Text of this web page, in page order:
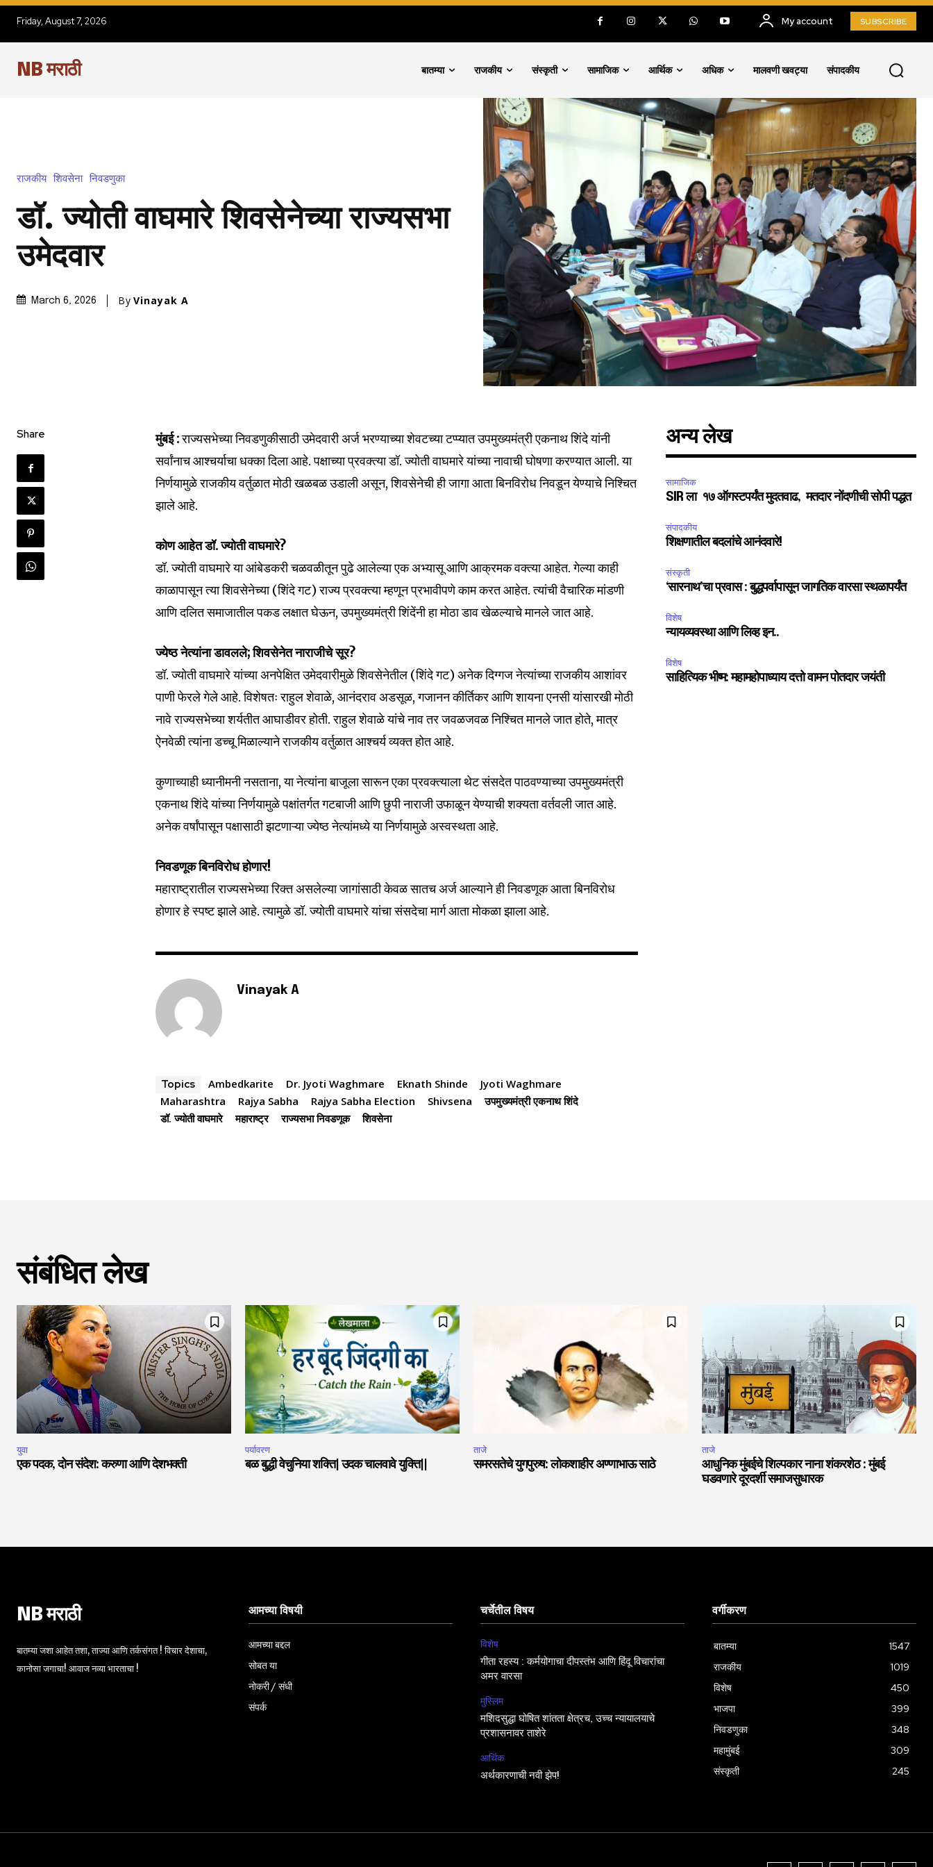
Join our community of
SUBSCRIBERS and be part
of the conversation.
the subscribe button below. Don't worry, we respect your privacy and
won't spam your inbox. Your information is safe with us.
SUBSCRIBE
Friday, August 7, 2026 My account SUBSCRIBE
NB मराठी बातम्या राजकीय संस्कृती सामाजिक आर्थिक अधिक मालवणी खवट्या संपादकीय
राजकीय शिवसेना निवडणुका
डॉ. ज्योती वाघमारे शिवसेनेच्या राज्यसभा
उमेदवार
March 6, 2026 By Vinayak A
Share मुंबई :राज्यसभेच्या निवडणुकीसाठी उमेदवारी अर्ज भरण्याच्या शेवटच्या टप्प्यात उपमुख्यमंत्री एकनाथ शिंदे यांनी
सर्वांनाच आश्चर्याचा धक्का दिला आहे. पक्षाच्या प्रवक्त्या डॉ. ज्योती वाघमारे यांच्या नावाची घोषणा करण्यात आली. या
निर्णयामुळे राजकीय वर्तुळात मोठी खळबळ उडाली असून, शिवसेनेची ही जागा आता बिनविरोध निवडून येण्याचे निश्चित
झाले आहे.
कोण आहेत डॉ. ज्योती वाघमारे?
डॉ. ज्योती वाघमारे या आंबेडकरी चळवळीतून पुढे आलेल्या एक अभ्यासू आणि आक्रमक वक्त्या आहेत. गेल्या काही
काळापासून त्या शिवसेनेच्या (शिंदे गट) राज्य प्रवक्त्या म्हणून प्रभावीपणे काम करत आहेत. त्यांची वैचारिक मांडणी
आणि दलित समाजातील पकड लक्षात घेऊन, उपमुख्यमंत्री शिंदेंनी हा मोठा डाव खेळल्याचे मानले जात आहे.
ज्येष्ठ नेत्यांना डावलले; शिवसेनेत नाराजीचे सूर?
डॉ. ज्योती वाघमारे यांच्या अनपेक्षित उमेदवारीमुळे शिवसेनेतील (शिंदे गट) अनेक दिग्गज नेत्यांच्या राजकीय आशांवर
पाणी फेरले गेले आहे. विशेषतः राहुल शेवाळे, आनंदराव अडसूळ, गजानन कीर्तिकर आणि शायना एनसी यांसारखी मोठी
नावे राज्यसभेच्या शर्यतीत आघाडीवर होती. राहुल शेवाळे यांचे नाव तर जवळजवळ निश्चित मानले जात होते, मात्र
ऐनवेळी त्यांना डच्चू मिळाल्याने राजकीय वर्तुळात आश्चर्य व्यक्त होत आहे.
कुणाच्याही ध्यानीमनी नसताना, या नेत्यांना बाजूला सारून एका प्रवक्त्याला थेट संसदेत पाठवण्याच्या उपमुख्यमंत्री
एकनाथ शिंदे यांच्या निर्णयामुळे पक्षांतर्गत गटबाजी आणि छुपी नाराजी उफाळून येण्याची शक्यता वर्तवली जात आहे.
अनेक वर्षांपासून पक्षासाठी झटणाऱ्या ज्येष्ठ नेत्यांमध्ये या निर्णयामुळे अस्वस्थता आहे.
निवडणूक बिनविरोध होणार!
महाराष्ट्रातील राज्यसभेच्या रिक्त असलेल्या जागांसाठी केवळ सातच अर्ज आल्याने ही निवडणूक आता बिनविरोध
होणार हे स्पष्ट झाले आहे. त्यामुळे डॉ. ज्योती वाघमारे यांचा संसदेचा मार्ग आता मोकळा झाला आहे.
Vinayak A
Topics Ambedkarite Dr. Jyoti Waghmare Eknath Shinde
Jyoti Waghmare
Maharashtra
Rajya Sabha Rajya Sabha Election Shivsena
उपमुख्यमंत्री एकनाथ शिंदे
डॉ. ज्योती वाघमारे
महाराष्ट्र राज्यसभा निवडणूक शिवसेना
अन्य लेख
सामाजिक
SIR ला १७ ऑगस्टपर्यंत मुदतवाढ, मतदार नोंदणीची सोपी पद्धत
संपादकीय
शिक्षणातील बदलांचे आनंदवारे!
संस्कृती
‘सारनाथ’चा प्रवास : बुद्धपर्वापासून जागतिक वारसा स्थळापर्यंत
विशेष
न्यायव्यवस्था आणि लिव्ह इन..
विशेष
साहित्यिक भीष्म: महामहोपाध्याय दत्तो वामन पोतदार जयंती
संबंधित लेख
युवा
एक पदक, दोन संदेश: करुणा आणि देशभक्ती
पर्यावरण
बळ बुद्धी वेचुनिया शक्ति| उदक चालवावे युक्ति||
ताजे
समरसतेचे युगपुरुष: लोकशाहीर अण्णाभाऊ साठे
ताजे
आधुनिक मुंबईचे शिल्पकार नाना शंकरशेठ : मुंबई
घडवणारे दूरदर्शी समाजसुधारक
NB मराठी
बातम्या जशा आहेत तशा, ताज्या आणि तर्कसंगत ! विचार देशाचा,
कानोसा जगाचा! आवाज नव्या भारताचा !
आमच्या विषयी
आमच्या बद्दल
सोबत या
नोकरी / संधी
संपर्क
चर्चेतील विषय
विशेष
गीता रहस्य : कर्मयोगाचा दीपस्तंभ आणि हिंदू विचारांचा
अमर वारसा
मुस्लिम
मशिदसुद्धा घोषित शांतता क्षेत्रच, उच्च न्यायालयाचे
प्रशासनावर ताशेरे
आर्थिक
अर्थकारणाची नवी झेप!
वर्गीकरण
बातम्या
1547
राजकीय
1019
विशेष
450
भाजपा
399
निवडणुका
348
महामुंबई
309
संस्कृती
245